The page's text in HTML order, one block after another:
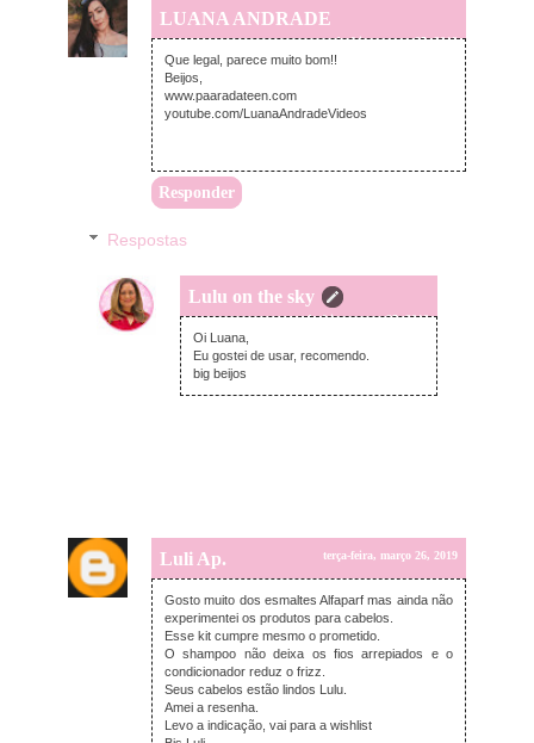
LUANA ANDRADE
segunda-feira, março 25, 2019
Que legal, parece muito bom!!
Beijos,
www.paaradateen.com
youtube.com/LuanaAndradeVideos
Responder
Respostas
Lulu on the sky
segunda-feira, março 25, 2019
Oi Luana,
Eu gostei de usar, recomendo.
big beijos
Luli Ap. terça-feira, março 26, 2019
Gosto muito dos esmaltes Alfaparf mas ainda não
experimentei os produtos para cabelos.
Esse kit cumpre mesmo o prometido.
O shampoo não deixa os fios arrepiados e o
condicionador reduz o frizz.
Seus cabelos estão lindos Lulu.
Amei a resenha.
Levo a indicação, vai para a wishlist